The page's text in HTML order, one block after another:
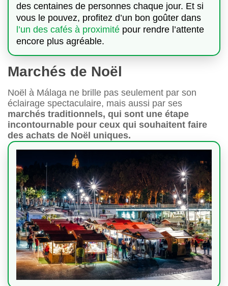
des centaines de personnes chaque jour. Et si
vous le pouvez, profitez d’un bon goûter dans
l’un des cafés à proximité pour rendre l’attente
encore plus agréable.
Marchés de Noël
Noël à Málaga ne brille pas seulement par son
éclairage spectaculaire, mais aussi par ses
marchés traditionnels, qui sont une étape
incontournable pour ceux qui souhaitent faire
des achats de Noël uniques.